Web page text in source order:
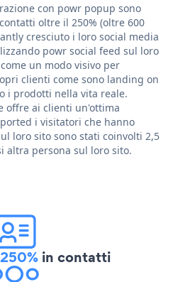
con powr popup sono
oltre il 250% (oltre 600
cresciuto i loro social media
powr social feed sul loro
un modo visivo per
clienti come sono landing on
i prodotti nella vita reale.
offre ai clienti un'ottima
i visitatori che hanno
loro sito sono stati coinvolti 2,5
altra persona sul loro sito.
in contatti